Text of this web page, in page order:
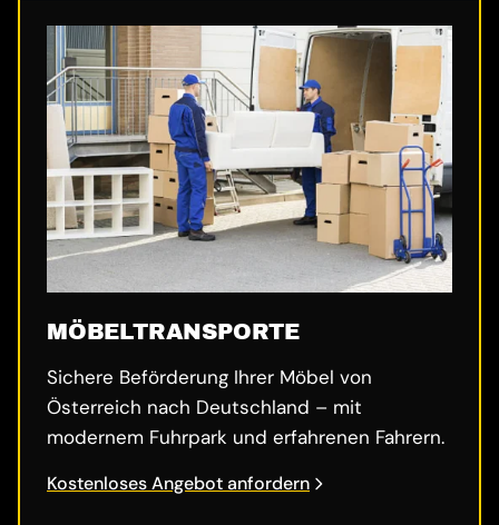
MÖBELTRANSPORTE
Sichere Beförderung Ihrer Möbel von
Österreich nach Deutschland – mit
modernem Fuhrpark und erfahrenen Fahrern.
Kostenloses Angebot anfordern